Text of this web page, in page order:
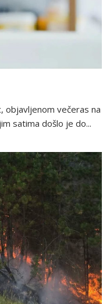
objavljenom večeras na
satima došlo je do...